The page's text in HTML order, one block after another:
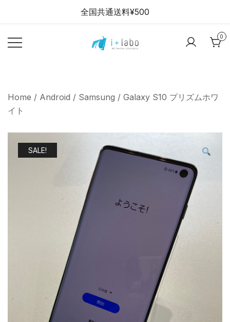
全国共通送料¥500
プ
0
Home / Android / Samsung / Galaxy S10 プリズムホワ
イト
SALE!